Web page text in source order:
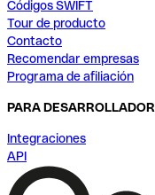
Códigos SWIFT
Tour de producto
Contacto
Recomendar empresas
Programa de afiliación
PARA
Integraciones
API